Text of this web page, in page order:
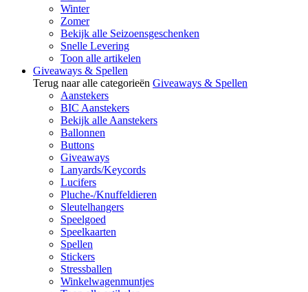
Winter
Zomer
Bekijk alle Seizoensgeschenken
Snelle Levering
Toon alle artikelen
Giveaways & Spellen
Terug naar alle categorieën Giveaways & Spellen
Aanstekers
BIC Aanstekers
Bekijk alle Aanstekers
Ballonnen
Buttons
Giveaways
Lanyards/Keycords
Lucifers
Pluche-/Knuffeldieren
Sleutelhangers
Speelgoed
Speelkaarten
Spellen
Stickers
Stressballen
Winkelwagenmuntjes